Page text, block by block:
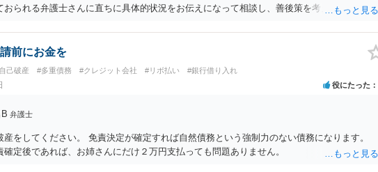
おられる弁護士さんに直ちに具体的状況をお伝えになって相談し、善後策を考えることをお
前にお金を
己破産 #多重債務 #クレジット会社 #リボ払い #銀行借り入れ
役にたった
弁護士
産をしてください。 免責決定が確定すれば自然債務という強制力のない債務になります。
確定後であれば、お姉さんにだけ２万円支払っても問題ありません。